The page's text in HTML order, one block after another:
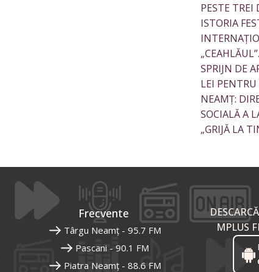
PESTE TREI
ISTORIA
„CEAHLĂUL”.
SPRIJN DE
LEI
NEAMȚ:
SOCIALĂ A
„GRIJĂ LA
Frecvente
Târgu Neamț - 95.7 FM
Pascani - 90.1 FM
Piatra Neamț - 88.6 FM
MPLUS